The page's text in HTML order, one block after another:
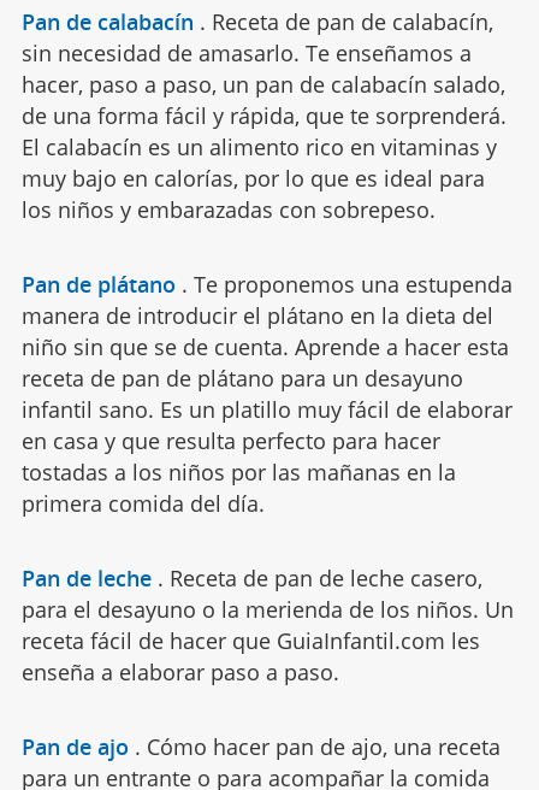
Pan de calabacín . Receta de pan de calabacín,
sin necesidad de amasarlo. Te enseñamos a
hacer, paso a paso, un pan de calabacín salado,
de una forma fácil y rápida, que te sorprenderá.
El calabacín es un alimento rico en vitaminas y
muy bajo en calorías, por lo que es ideal para
los niños y embarazadas con sobrepeso.
Pan de plátano . Te proponemos una estupenda
manera de introducir el plátano en la dieta del
niño sin que se de cuenta. Aprende a hacer esta
receta de pan de plátano para un desayuno
infantil sano. Es un platillo muy fácil de elaborar
en casa y que resulta perfecto para hacer
tostadas a los niños por las mañanas en la
primera comida del día.
Pan de leche . Receta de pan de leche casero,
para el desayuno o la merienda de los niños. Un
receta fácil de hacer que GuiaInfantil.com les
enseña a elaborar paso a paso.
Pan de ajo . Cómo hacer pan de ajo, una receta
para un entrante o para acompañar la comida